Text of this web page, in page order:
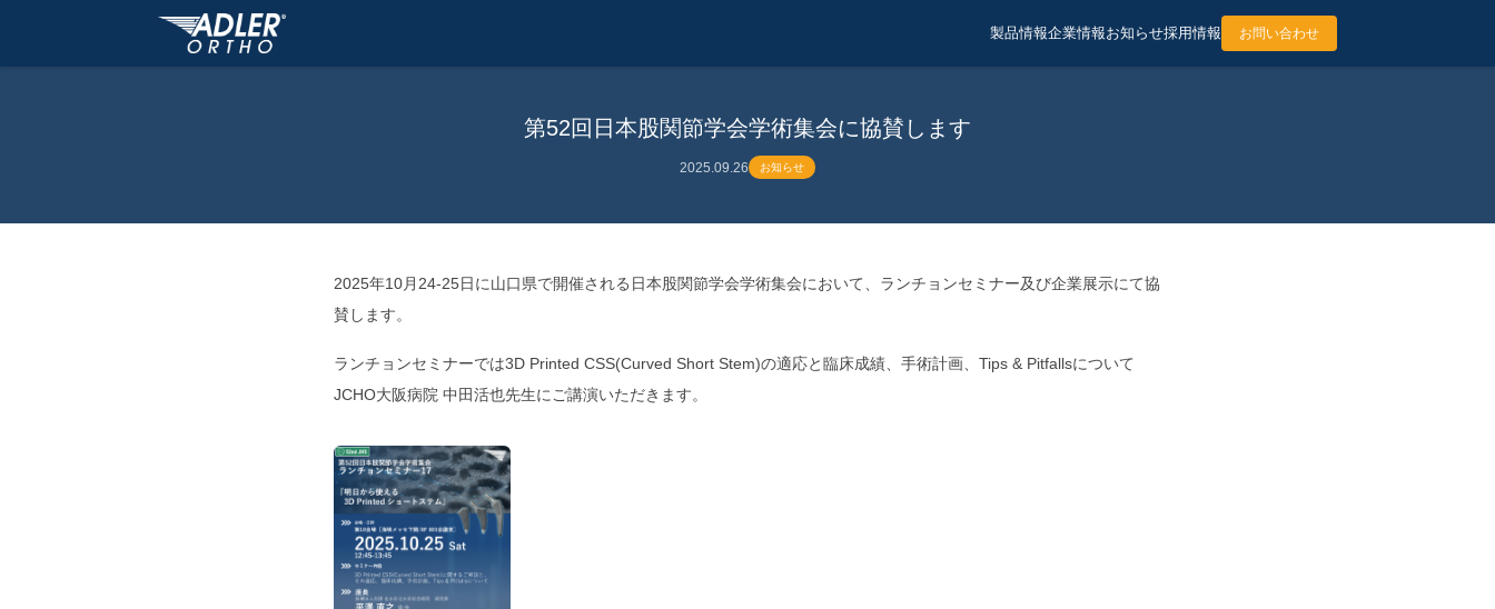
製品情報企業情報お知らせ採用情報 お問い合わせ
第52回日本股関節学会学術集会に協賛します
2025.09.26 お知らせ
2025年10月24-25日に山口県で開催される日本股関節学会学術集会において、ランチョンセミナー及び企業展示にて協
賛します。
ランチョンセミナーでは3D Printed CSS(Curved Short Stem)の適応と臨床成績、手術計画、Tips & Pitfallsについて
JCHO大阪病院 中田活也先生にご講演いただきます。